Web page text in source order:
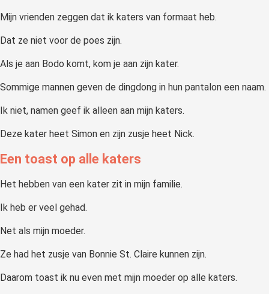
Mijn vrienden zeggen dat ik katers van formaat heb.
Dat ze niet voor de poes zijn.
Als je aan Bodo komt, kom je aan zijn kater.
Sommige mannen geven de dingdong in hun pantalon een naam.
Ik niet, namen geef ik alleen aan mijn katers.
Deze kater heet Simon en zijn zusje heet Nick.
Een toast op alle katers
Het hebben van een kater zit in mijn familie.
Ik heb er veel gehad.
Net als mijn moeder.
Ze had het zusje van Bonnie St. Claire kunnen zijn.
Daarom toast ik nu even met mijn moeder op alle katers.